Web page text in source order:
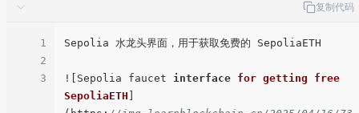
复制代码
1
2
3
Sepolia 水龙头界面，用于获取免费的 SepoliaETH
![Sepolia faucet interface for getting
free
SepoliaETH